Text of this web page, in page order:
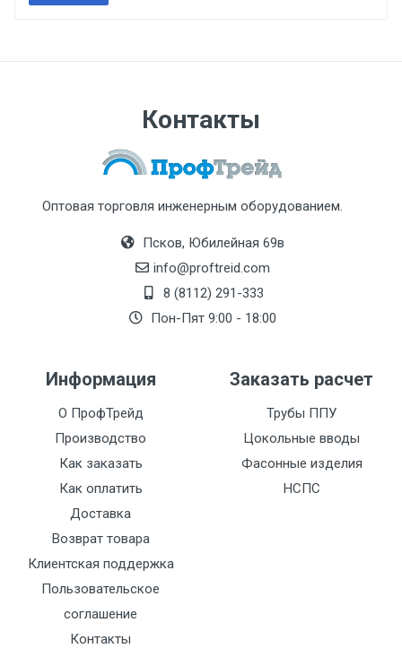
Контакты
Оптовая торговля инженерным оборудованием.
Псков, Юбилейная 69в
info@proftreid.com
8 (8112) 291-333
Пон-Пят 9:00 - 18:00
Информация
О ПрофТрейд
Производство
Как заказать
Как оплатить
Доставка
Возврат товара
Клиентская поддержка
Пользовательское
соглашение
Контакты
Заказать расчет
Трубы ППУ
Цокольные вводы
Фасонные изделия
НСПС